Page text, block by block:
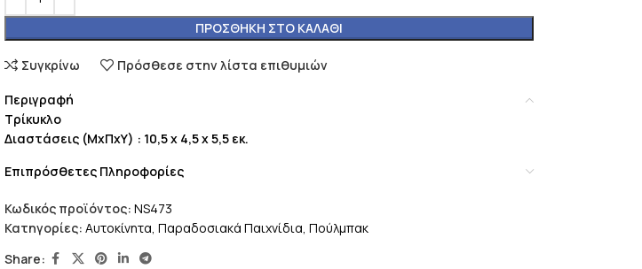
ΠΡΟΣΘΉΚΗ ΣΤΟ ΚΑΛΆΘΙ
Συγκρίνω Πρόσθεσε στην λίστα επιθυμιών
Περιγραφή
Τρίκυκλο
Διαστάσεις (ΜxΠxΥ) : 10,5 x 4,5 x 5,5 εκ.
Επιπρόσθετες Πληροφορίες
Κωδικός προϊόντος: NS473
Κατηγορίες: Αυτοκίνητα, Παραδοσιακά Παιχνίδια, Πούλμπακ
Share: